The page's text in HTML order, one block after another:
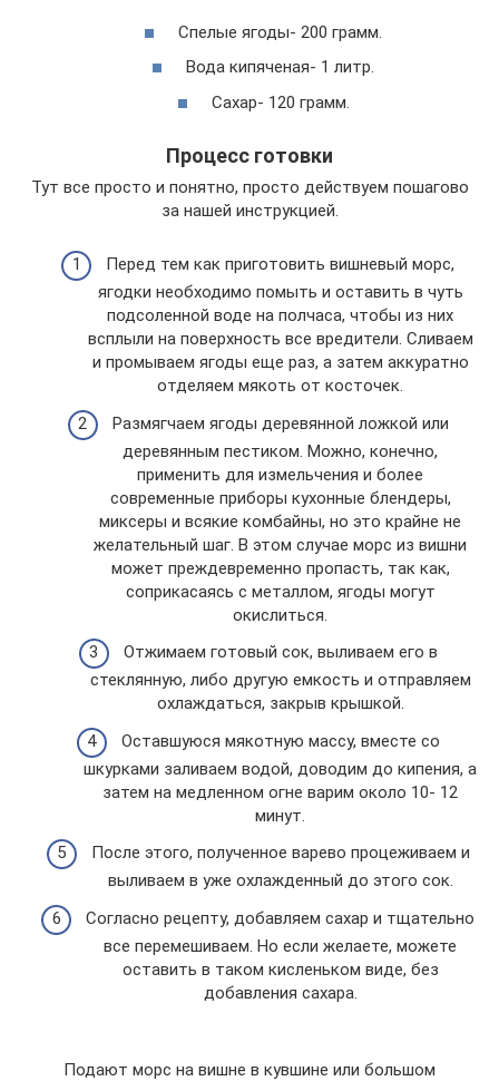
Спелые ягоды- 200 грамм.
Вода кипяченая- 1 литр.
Сахар- 120 грамм.
Процесс готовки
Тут все просто и понятно, просто действуем пошагово
за нашей инструкцией.
Перед тем как приготовить вишневый морс,
ягодки необходимо помыть и оставить в чуть
подсоленной воде на полчаса, чтобы из них
всплыли на поверхность все вредители. Сливаем
и промываем ягоды еще раз, а затем аккуратно
отделяем мякоть от косточек.
Размягчаем ягоды деревянной ложкой или
деревянным пестиком. Можно, конечно,
применить для измельчения и более
современные приборы кухонные блендеры,
миксеры и всякие комбайны, но это крайне не
желательный шаг. В этом случае морс из вишни
может преждевременно пропасть, так как,
соприкасаясь с металлом, ягоды могут
окислиться.
Отжимаем готовый сок, выливаем его в
стеклянную, либо другую емкость и отправляем
охлаждаться, закрыв крышкой.
Оставшуюся мякотную массу, вместе со
шкурками заливаем водой, доводим до кипения, а
затем на медленном огне варим около 10- 12
минут.
После этого, полученное варево процеживаем и
выливаем в уже охлажденный до этого сок.
Согласно рецепту, добавляем сахар и тщательно
все перемешиваем. Но если желаете, можете
оставить в таком кисленьком виде, без
добавления сахара.
Подают морс на вишне в кувшине или большом